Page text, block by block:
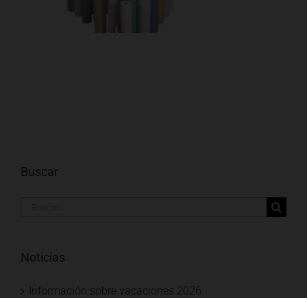
Buscar
Noticias
Información sobre vacaciones 2026